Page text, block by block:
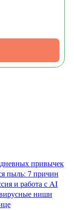
привычек
пыль: 7 причин
и работа с AI
ниши